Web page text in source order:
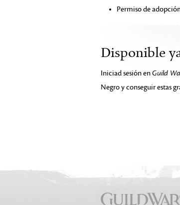
Permiso de
Disponible
Iniciad sesión enGuild
Negro y conseguir estas